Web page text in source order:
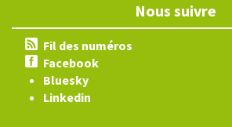
Nous suivre
Fil des numéros
Facebook
Bluesky
Linkedin